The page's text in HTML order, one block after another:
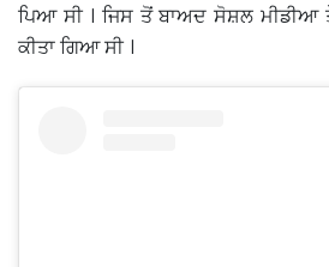
ਪਿਆ ਸੀ । ਜਿਸ ਤੋਂ ਬਾਅਦ ਸੋਸ਼ਲ ਮੀਡੀਆ
ਕੀਤਾ ਗਿਆ ਸੀ ।